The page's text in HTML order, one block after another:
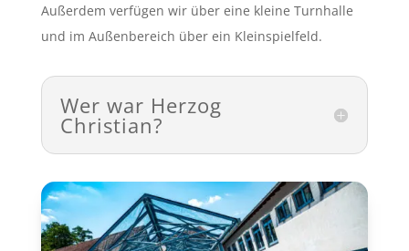
Außerdem verfügen wir über eine kleine Turnhalle
und im Außenbereich über ein Kleinspielfeld.
Wer war Herzog
Christian?